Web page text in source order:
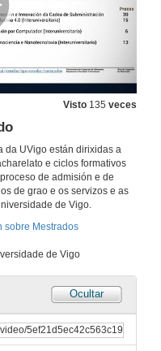
Visto 135 veces
da UVigo están dirixidas a
e ciclos formativos
de admisión e de
de grao e os servizos e as
de Vigo.
sobre Mestrados
de Vigo
Ocultar